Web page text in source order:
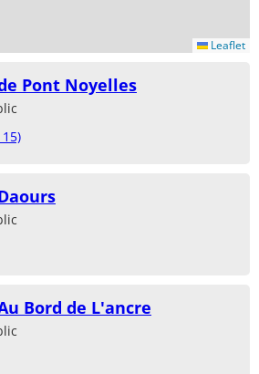
Leaflet
Pont Noyelles
Bord de L'ancre